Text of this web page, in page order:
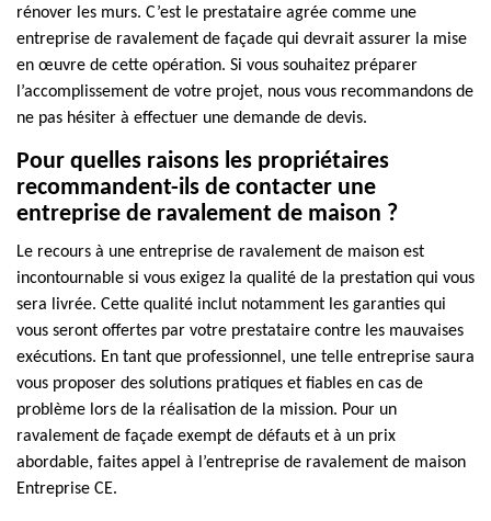
rénover les murs. C’est le prestataire agrée comme une
entreprise de ravalement de façade qui devrait assurer la mise
en œuvre de cette opération. Si vous souhaitez préparer
l’accomplissement de votre projet, nous vous recommandons de
ne pas hésiter à effectuer une demande de devis.
Pour quelles raisons les propriétaires
recommandent-ils de contacter une
entreprise de ravalement de maison ?
Le recours à une entreprise de ravalement de maison est
incontournable si vous exigez la qualité de la prestation qui vous
sera livrée. Cette qualité inclut notamment les garanties qui
vous seront offertes par votre prestataire contre les mauvaises
exécutions. En tant que professionnel, une telle entreprise saura
vous proposer des solutions pratiques et fiables en cas de
problème lors de la réalisation de la mission. Pour un
ravalement de façade exempt de défauts et à un prix
abordable, faites appel à l’entreprise de ravalement de maison
Entreprise CE.